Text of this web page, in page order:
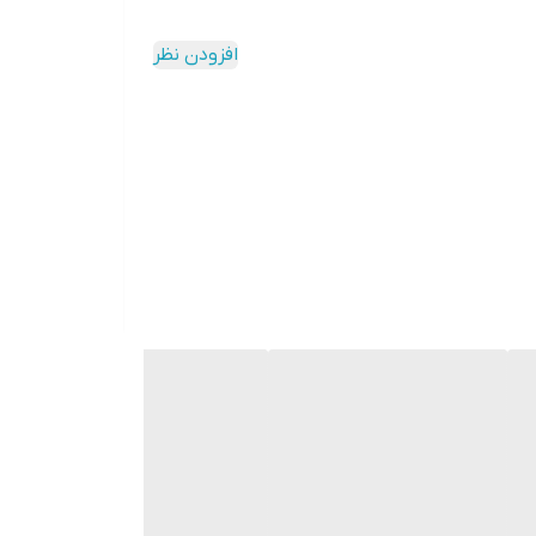
افزودن نظر